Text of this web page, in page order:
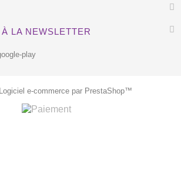
LA NEWSLETTER
e-commerce par PrestaShop™